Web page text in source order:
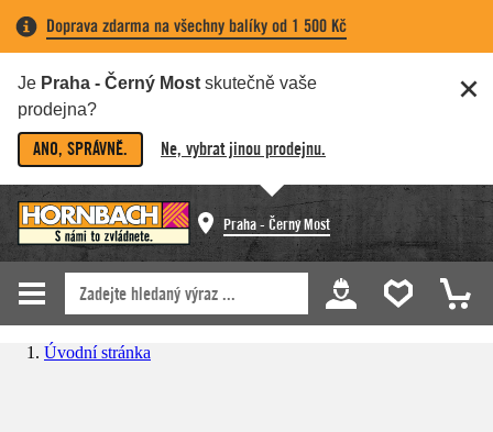
Doprava zdarma na všechny balíky od 1 500 Kč
Je Praha - Černý Most skutečně vaše
prodejna?
ANO, SPRÁVNĚ. Ne, vybrat jinou prodejnu.
Praha - Černý Most
Úvodní stránka